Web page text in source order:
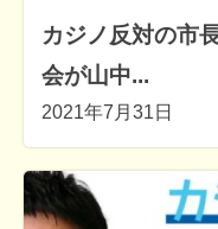
カジノ反対の市
会が山中...
2021年7月31日